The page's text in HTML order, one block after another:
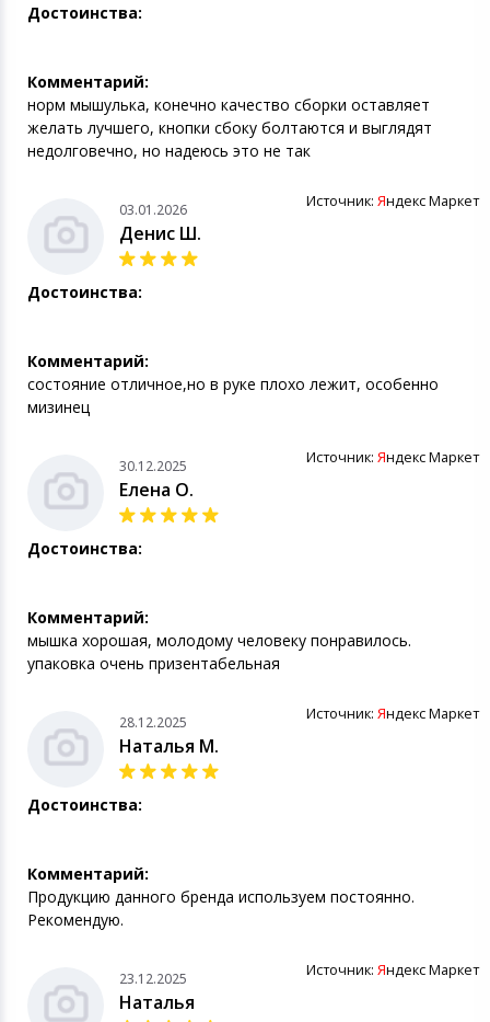
Достоинства:
Комментарий:
норм мышулька, конечно качество сборки оставляет
желать лучшего, кнопки сбоку болтаются и выглядят
недолговечно, но надеюсь это не так
Источник: Яндекс Маркет
03.01.2026
Денис Ш.
Достоинства:
Комментарий:
состояние отличное,но в руке плохо лежит, особенно
мизинец
Источник: Яндекс Маркет
30.12.2025
Елена О.
Достоинства:
Комментарий:
мышка хорошая, молодому человеку понравилось.
упаковка очень призентабельная
Источник: Яндекс Маркет
28.12.2025
Наталья М.
Достоинства:
Комментарий:
Продукцию данного бренда используем постоянно.
Рекомендую.
Источник: Яндекс Маркет
23.12.2025
Наталья